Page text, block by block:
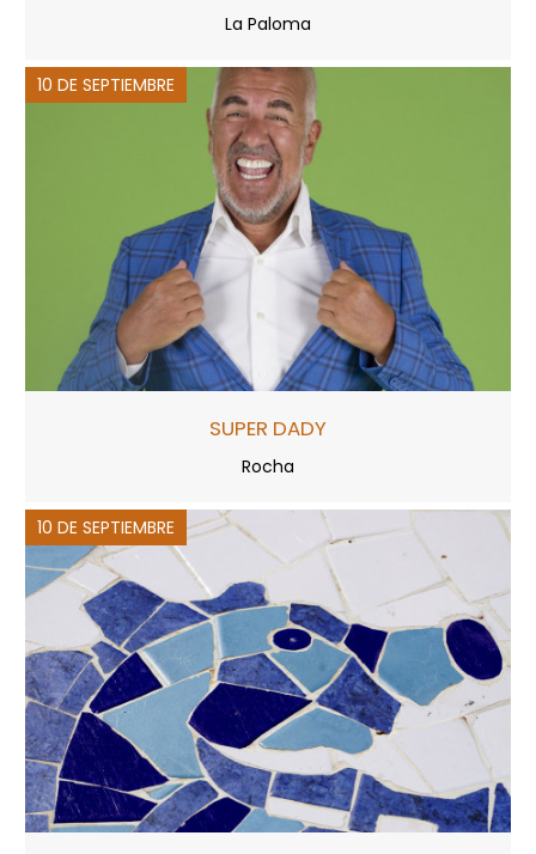
La Paloma
10 DE SEPTIEMBRE
SUPER DADY
Rocha
10 DE SEPTIEMBRE